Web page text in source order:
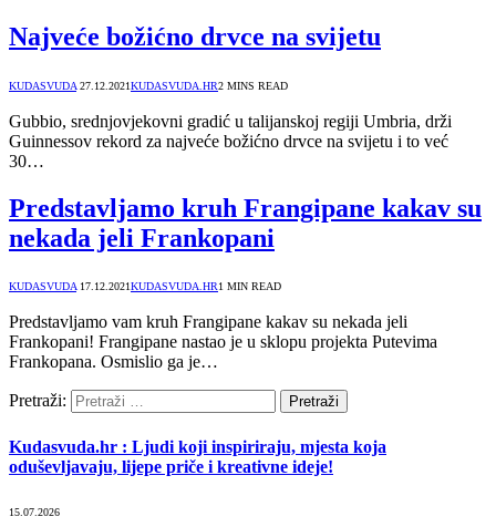
Najveće božićno drvce na svijetu
KUDASVUDA 27.12.2021KUDASVUDA.HR2 MINS READ
Gubbio, srednjovjekovni gradić u talijanskoj regiji Umbria, drži
Guinnessov rekord za najveće božićno drvce na svijetu i to već
30…
Predstavljamo kruh Frangipane kakav su
nekada jeli Frankopani
KUDASVUDA 17.12.2021KUDASVUDA.HR1 MIN READ
Predstavljamo vam kruh Frangipane kakav su nekada jeli
Frankopani! Frangipane nastao je u sklopu projekta Putevima
Frankopana. Osmislio ga je…
Pretraži:
Kudasvuda.hr : Ljudi koji inspiriraju, mjesta koja
oduševljavaju, lijepe priče i kreativne ideje!
15.07.2026